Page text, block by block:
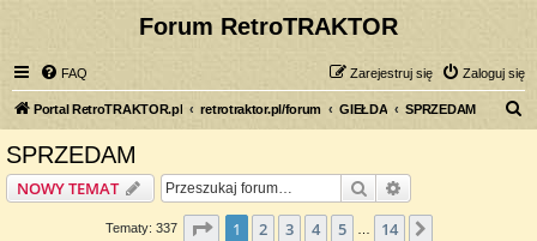
Forum RetroTRAKTOR
FAQ Zaloguj się
Zarejestruj się
Portal RetroTRAKTOR.pl retrotraktor.pl/forum GIEŁDA SPRZEDAM
SPRZEDAM
NOWY TEMAT Szukaj
Tematy: 337 Strona1 z14
1 2 3 4 5 14